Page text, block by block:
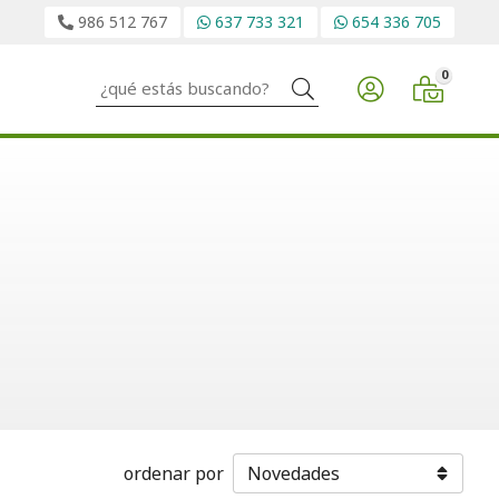
986 512 767 637 733 321 654 336 705
Buscar 0
ordenar por